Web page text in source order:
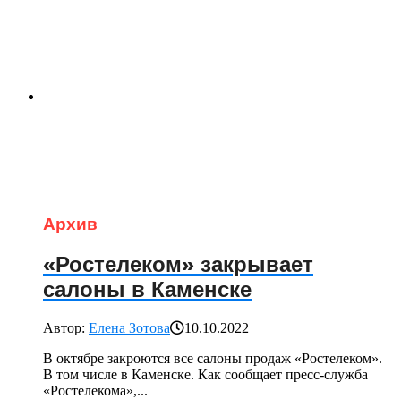
Архив
«Ростелеком» закрывает
салоны в Каменске
Автор: Елена Зотова
10.10.2022
В октябре закроются все салоны продаж «Ростелеком».
В том числе в Каменске. Как сообщает пресс-служба
«Ростелекома»,...